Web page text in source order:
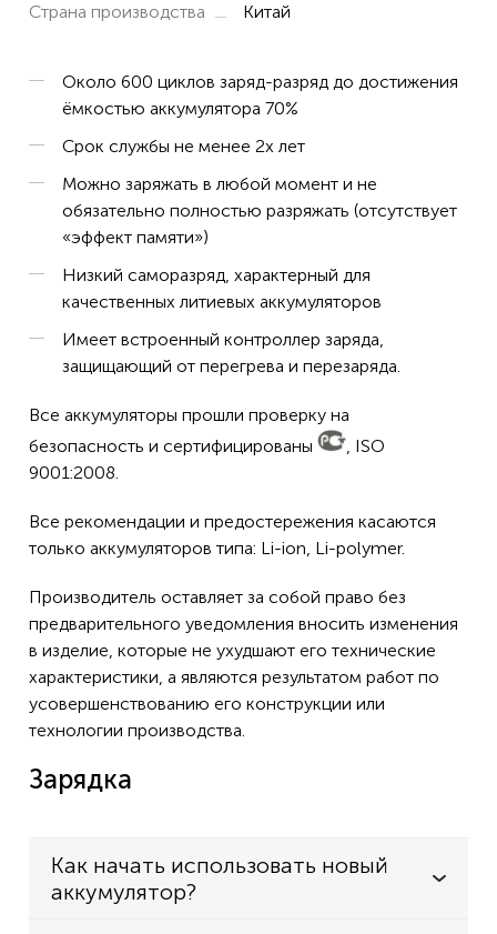
Страна производства Китай
Около 600 циклов заряд-разряд до достижения
ёмкостью аккумулятора 70%
Срок службы не менее 2х лет
Можно заряжать в любой момент и не
обязательно полностью разряжать (отсутствует
«эффект памяти»)
Низкий саморазряд, характерный для
качественных литиевых аккумуляторов
Имеет встроенный контроллер заряда,
защищающий от перегрева и перезаряда.
Все аккумуляторы прошли проверку на
безопасность и сертифицированы
, ISO
9001:2008.
Все рекомендации и предостережения касаются
только аккумуляторов типа: Li-ion, Li-polymer.
Производитель оставляет за собой право без
предварительного уведомления вносить изменения
в изделие, которые не ухудшают его технические
характеристики, а являются результатом работ по
усовершенствованию его конструкции или
технологии производства.
Зарядка
Как начать использовать новый
аккумулятор?